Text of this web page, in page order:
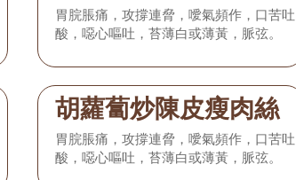
胃脘脹痛，攻撐連脅，噯氣頻作，口苦吐
酸，噁心嘔吐，苔薄白或薄黃，脈弦。
胡蘿蔔炒陳皮瘦肉絲
胃脘脹痛，攻撐連脅，噯氣頻作，口苦吐
酸，噁心嘔吐，苔薄白或薄黃，脈弦。